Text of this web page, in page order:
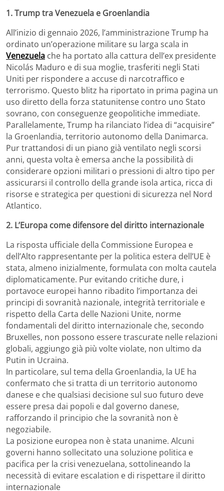
1. Trump tra Venezuela e Groenlandia
All’inizio di gennaio 2026, l’amministrazione Trump ha
ordinato un’operazione militare su larga scala in
Venezuela che ha portato alla cattura dell’ex presidente
Nicolás Maduro e di sua moglie, trasferiti negli Stati
Uniti per rispondere a accuse di narcotraffico e
terrorismo. Questo blitz ha riportato in prima pagina un
uso diretto della forza statunitense contro uno Stato
sovrano, con conseguenze geopolitiche immediate.
Parallelamente, Trump ha rilanciato l’idea di “acquisire”
la Groenlandia, territorio autonomo della Danimarca.
Pur trattandosi di un piano già ventilato negli scorsi
anni, questa volta è emersa anche la possibilità di
considerare opzioni militari o pressioni di altro tipo per
assicurarsi il controllo della grande isola artica, ricca di
risorse e strategica per questioni di sicurezza nel Nord
Atlantico.
2. L’Europa come difensore del diritto internazionale
La risposta ufficiale della Commissione Europea e
dell’Alto rappresentante per la politica estera dell’UE è
stata, almeno inizialmente, formulata con molta cautela
diplomaticamente. Pur evitando critiche dure, i
portavoce europei hanno ribadito l’importanza dei
principi di sovranità nazionale, integrità territoriale e
rispetto della Carta delle Nazioni Unite, norme
fondamentali del diritto internazionale che, secondo
Bruxelles, non possono essere trascurate nelle relazioni
globali, aggiungo già più volte violate, non ultimo da
Putin in Ucraina.
In particolare, sul tema della Groenlandia, la UE ha
confermato che si tratta di un territorio autonomo
danese e che qualsiasi decisione sul suo futuro deve
essere presa dai popoli e dal governo danese,
rafforzando il principio che la sovranità non è
negoziabile.
La posizione europea non è stata unanime. Alcuni
governi hanno sollecitato una soluzione politica e
pacifica per la crisi venezuelana, sottolineando la
necessità di evitare escalation e di rispettare il diritto
internazionale